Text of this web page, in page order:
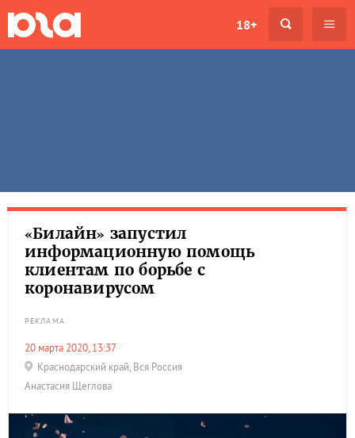
18+
«Билайн» запустил
информационную помощь
клиентам по борьбе с
коронавирусом
РЕКЛАМА
20 марта 2020, 13:37
Краснодарский край, Вся Россия
Анастасия Щеглова